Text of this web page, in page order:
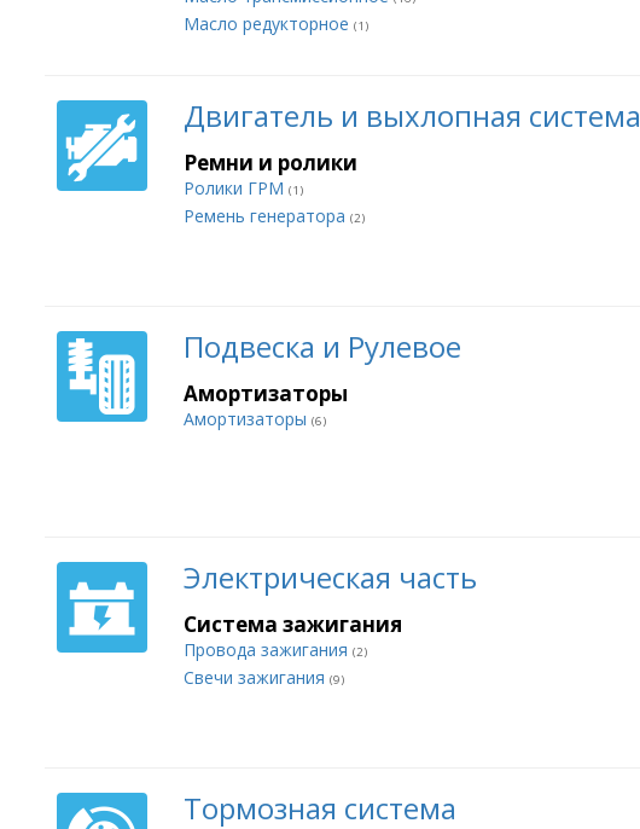
Масло редукторное (1)
Двигатель и выхлопная система
Ремни и ролики
Ролики ГРМ (1)
Ремень генератора (2)
Подвеска и Рулевое
Амортизаторы
Амортизаторы (6)
Электрическая часть
Система зажигания
Провода зажигания (2)
Свечи зажигания (9)
Тормозная система